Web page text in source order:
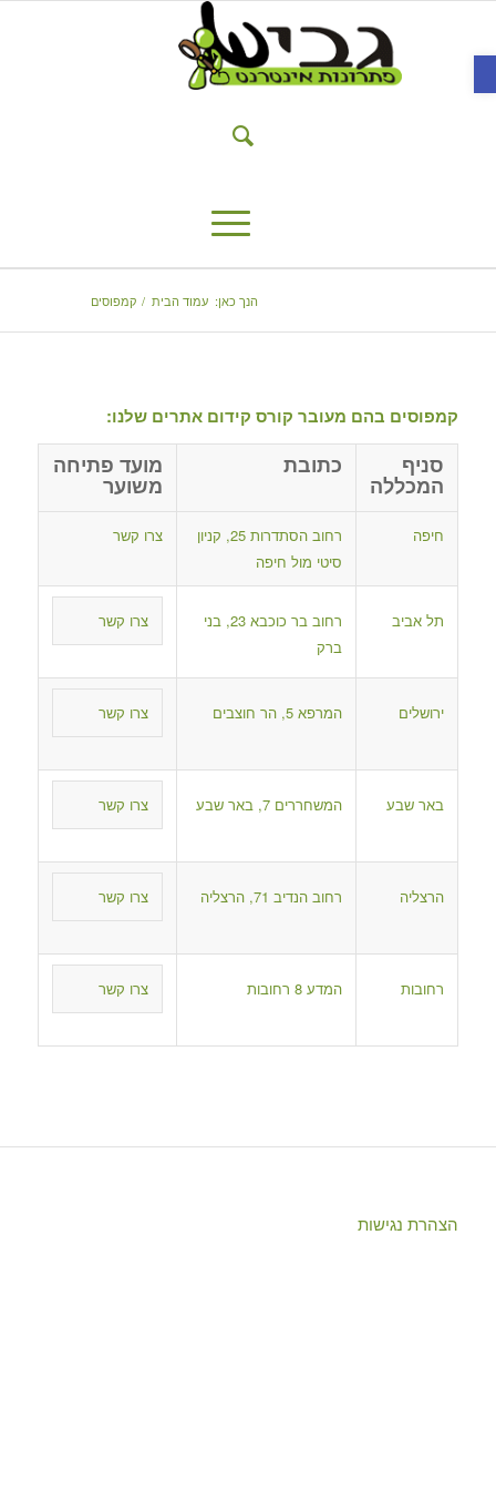
פתח סרגל נגישות
הנך כאן: עמוד הבית / קמפוסים
קמפוסים בהם מעובר קורס קידום אתרים שלנו:
סניף
המכללה
כתובת מועד פתיחה
משוער
חיפה
רחוב הסתדרות 25, קניון
סיטי מול חיפה
צרו קשר
תל אביב
רחוב בר כוכבא 23, בני
ברק
צרו קשר
ירושלים המרפא 5, הר חוצבים צרו קשר
באר שבע המשחררים 7, באר שבע צרו קשר
הרצליה רחוב הנדיב 71, הרצליה צרו קשר
רחובות המדע 8 רחובות צרו קשר
הצהרת נגישות